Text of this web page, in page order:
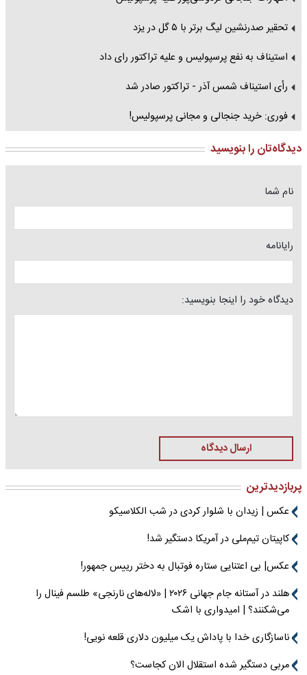
تحقیر صدرنشین لیگ برتر با ۵ گل در یزد
استیناف به نفع پرسپولیس و علیه تراکتور رای داد
رأی استیناف شمس آذر - تراکتور صادر شد
فوری: خرید جنجالی و مجانی پرسپولیس!
دیدگاه‌تان را بنویسید
نام شما
رایانامه
دیدگاه خود را اینجا بنویسید:
ارسال دیدگاه
پربازدیدترین
عکس | زیدان با شلوار کردی در شب الکلاسیکو
کاپیتان تیم‌ملی در آمریکا دستگیر شد!
عکس| بی اعتنایی ستاره فوتبال به دختر رییس جمهور!
هلند در آستانه جام جهانی ۲۰۲۶ | «لاله‌های نارنجی» طلسم فینال را
می‌شکنند؟ | امیدواری با اشک
ناسازگاری خدا با پاداش یک میلیون دلاری قلعه نویی!
مربی دستگیر شده استقلال الان کجاست؟